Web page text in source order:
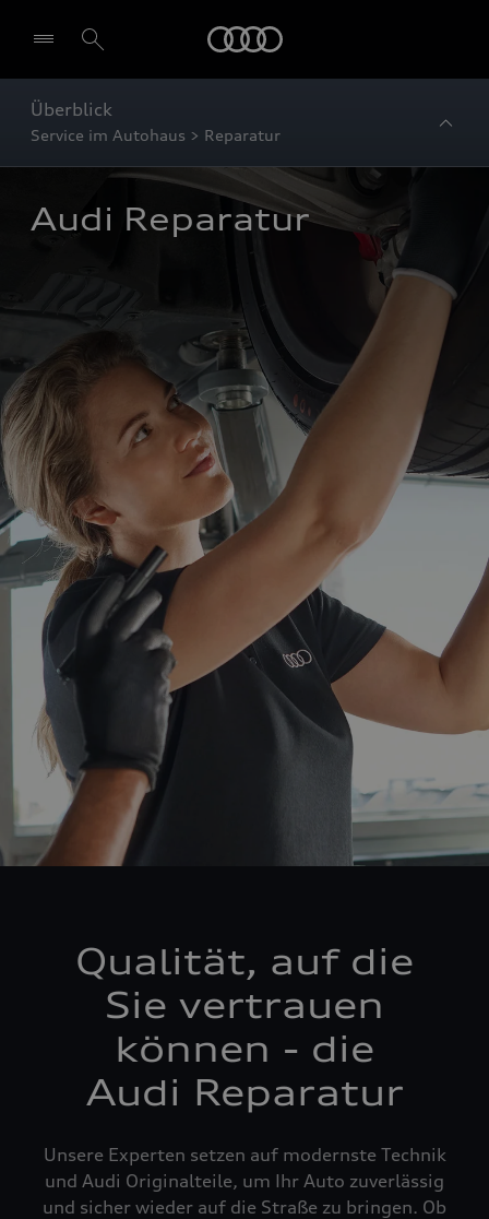
Überblick
Service im Autohaus > Reparatur
Audi Reparatur
Qualität, auf die
Sie vertrauen
können - die
Audi Reparatur
Unsere Experten setzen auf modernste Technik
und Audi Originalteile, um Ihr Auto zuverlässig
und sicher wieder auf die Straße zu bringen. Ob